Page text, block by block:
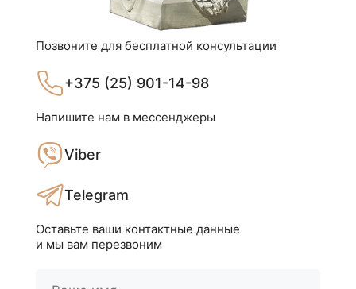
Позвоните для бесплатной консультации
+375 (25) 901-14-98
Напишите нам в мессенджеры
Viber
Telegram
Оставьте ваши контактные данные
и мы вам перезвоним